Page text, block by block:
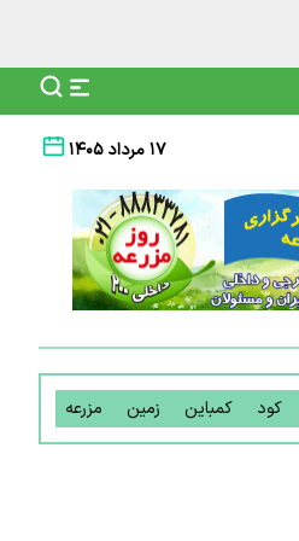
۱۷ مرداد ۱۴۰۵
کود کمباین زمین مزرعه